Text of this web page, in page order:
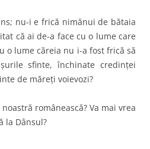
nu-i e frică nimănui de bătaia
că ai de-a face cu o lume care
o lume căreia nu i-a fost frică să
sfinte, închinate credinţei
de măreţi voievozi?
românească? Va mai vrea
la Dânsul?